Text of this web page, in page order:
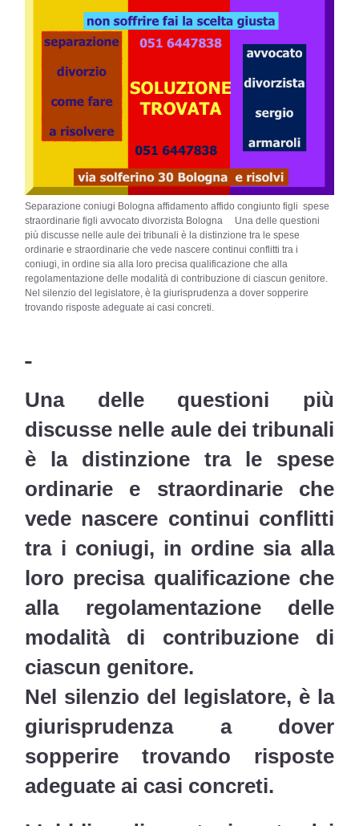
Separazione coniugi Bologna affidamento affido congiunto figli spese
straordinarie figli avvocato divorzista Bologna Una delle questioni
più discusse nelle aule dei tribunali è la distinzione tra le spese
ordinarie e straordinarie che vede nascere continui conflitti tra i
coniugi, in ordine sia alla loro precisa qualificazione che alla
regolamentazione delle modalità di contribuzione di ciascun genitore.
Nel silenzio del legislatore, è la giurisprudenza a dover sopperire
trovando risposte adeguate ai casi concreti.
Una delle questioni più
discusse nelle aule dei tribunali
è la distinzione tra le spese
ordinarie e straordinarie che
vede nascere continui conflitti
tra i coniugi, in ordine sia alla
loro precisa qualificazione che
alla regolamentazione delle
modalità di contribuzione di
ciascun genitore.
Nel silenzio del legislatore, è la
giurisprudenza a dover
sopperire trovando risposte
adeguate ai casi concreti.